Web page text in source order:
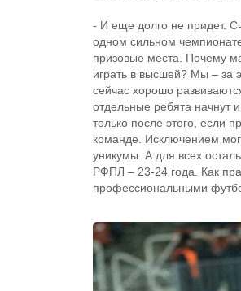
- И еще долго не придет.
одном сильном
призовые места. Почему
играть в высшей? Мы – за
сейчас хорошо
отдельные ребята начнут
только после этого, если
команде. Исключением
уникумы. А для всех
РФПЛ – 23-24 года. Как
профессиональными